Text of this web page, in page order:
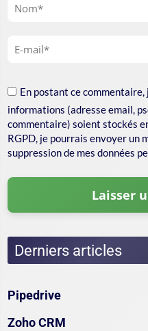
En postant ce commentaire,
informations (adresse email,
commentaire) soient stockés
RGPD, je pourrais envoyer un
suppression de mes données
Derniers articles
Pipedrive
Zoho CRM